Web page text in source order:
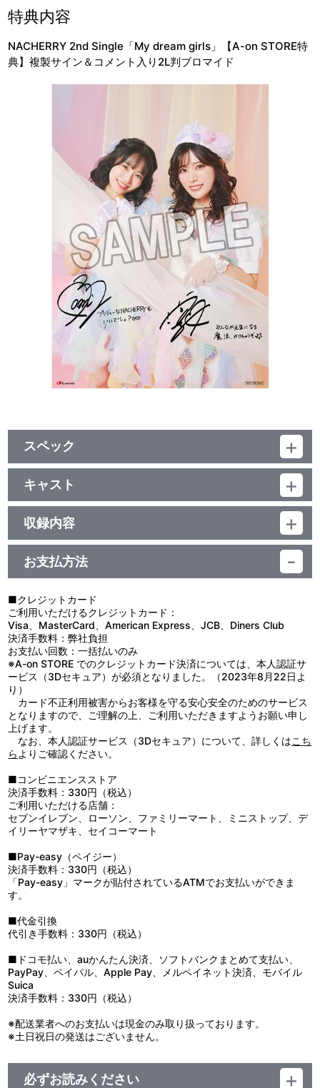
特典内容
NACHERRY 2nd Single「My dream girls」【A-on STORE特
典】複製サイン＆コメント入り2L判ブロマイド
スペック
品番：LACM-24497
ジャンル：国内アニメ音楽
シングル
CD+Blu-ray／26分
キャスト
NACHERRY
収録内容
お支払方法
■クレジットカード
ご利用いただけるクレジットカード：
Visa、MasterCard、American Express、JCB、Diners Club
決済手数料：弊社負担
お支払い回数：一括払いのみ
※A-on STORE でのクレジットカード決済については、本人認証サ
ービス（3Dセキュア）が必須となりました。（2023年8月22日よ
り）
カード不正利用被害からお客様を守る安心安全のためのサービス
となりますので、ご理解の上、ご利用いただきますようお願い申し
上げます。
なお、本人認証サービス（3Dセキュア）について、詳しくはこち
ら よりご確認ください。
■コンビニエンスストア
決済手数料：330円（税込）
ご利用いただける店舗：
セブンイレブン、ローソン、ファミリーマート、ミニストップ、デ
イリーヤマザキ、セイコーマート
■Pay-easy（ペイジー）
決済手数料：330円（税込）
「Pay-easy」マークが貼付されているATMでお支払いができま
す。
■代金引換
代引き手数料：330円（税込）
■ドコモ払い、auかんたん決済、ソフトバンクまとめて支払い、
PayPay、ペイパル、Apple Pay、メルペイネット決済、モバイル
Suica
決済手数料：330円（税込）
※配送業者へのお支払いは現金のみ取り扱っております。
※土日祝日の発送はございません。
必ずお読みください